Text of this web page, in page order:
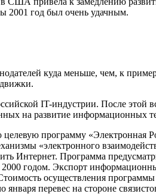
2001 год был очень удачным.
куда меньше, чем, к
IT-индустрии. После
на развитие информационных
программу «Электронная
«электронного
Интернет. Программа
годом. Экспорт
осуществления
перевес на стороне